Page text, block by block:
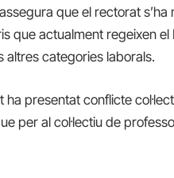
que el rectorat
que actualment regeixen el
altres categories laborals.
presentat conflicte
per al col·lectiu de